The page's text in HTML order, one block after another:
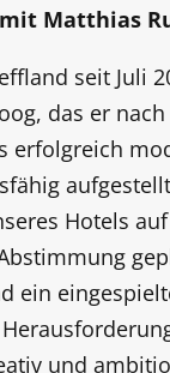
Matthias
seit Juli
das er
erfolgreich
Hotels
ein
und